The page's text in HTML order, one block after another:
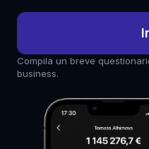
Compila un breve
business.